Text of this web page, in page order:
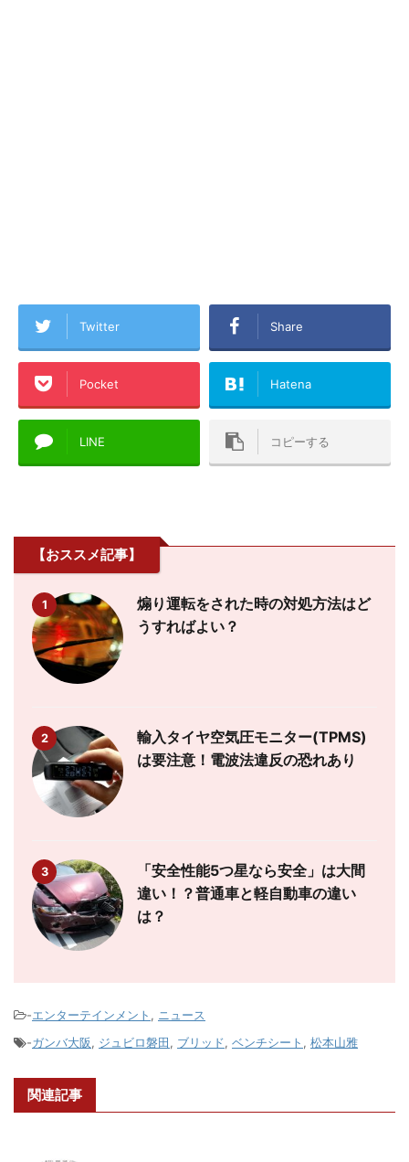
Twitter Share
Pocket Hatena
LINE コピーする
【おススメ記事】
1
煽り運転をされた時の対処方法はど
うすればよい？
2
輸入タイヤ空気圧モニター(TPMS)
は要注意！電波法違反の恐れあり
3
「安全性能5つ星なら安全」は大間
違い！？普通車と軽自動車の違い
は？
-エンターテインメント , ニュース
-ガンバ大阪, ジュビロ磐田, ブリッド, ベンチシート , 松本山雅
関連記事